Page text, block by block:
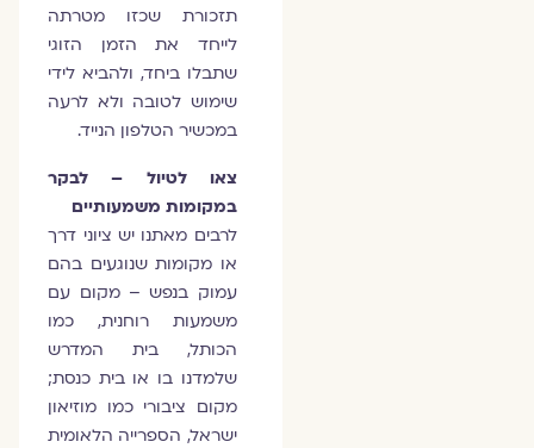
תזכורת שכזו מטרתה
לייחד את הזמן הזוגי
שתבלו ביחד, ולהביא לידי
שימוש לטובה ולא לרעה
במכשיר הטלפון הנייד.
צאו לטיול – לבקר
במקומות משמעותיים
לרבים מאתנו יש ציוני דרך
או מקומות שנוגעים בהם
עמוק בנפש – מקום עם
משמעות רוחנית, כמו
הכותל, בית המדרש
שלמדנו בו או בית כנסת;
מקום ציבורי כמו מוזיאון
ישראל, הספרייה הלאומית